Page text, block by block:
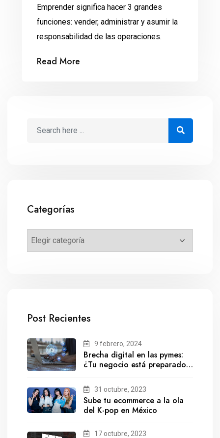
Emprender significa hacer 3 grandes
funciones: vender, administrar y asumir la
responsabilidad de las operaciones.
Read More
Categorías
Post Recientes
9 febrero, 2024
Brecha digital en las pymes:
¿Tu negocio está preparado
31 octubre, 2023
Sube tu ecommerce a la ola
del K-pop en México
17 octubre, 2023